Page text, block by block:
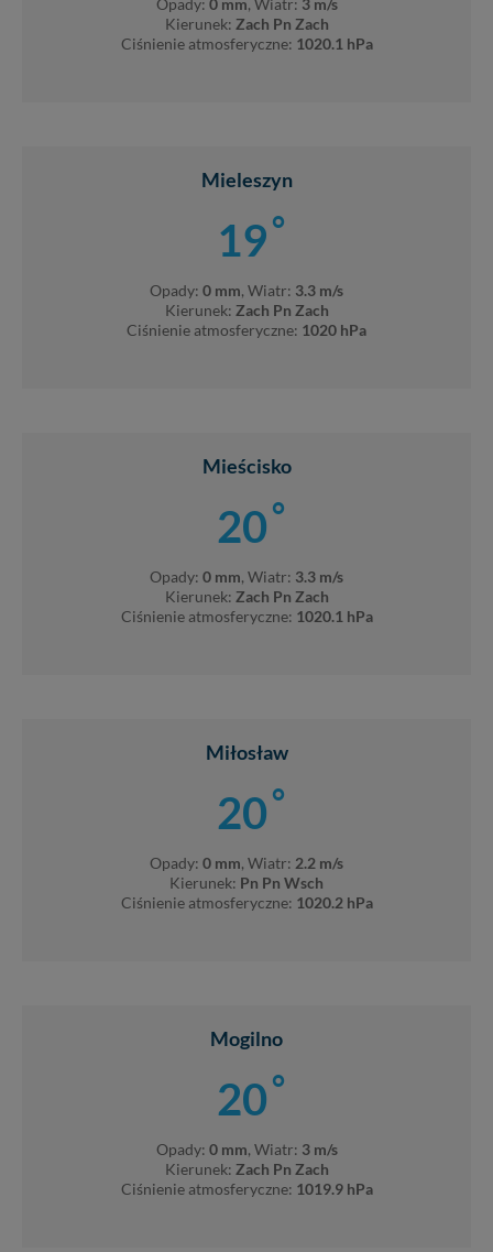
Opady: 0 mm, Wiatr: 3 m/s
Kierunek: Zach Pn Zach
Ciśnienie atmosferyczne: 1020.1 hPa
Mieleszyn
19°
Opady: 0 mm, Wiatr: 3.3 m/s
Kierunek: Zach Pn Zach
Ciśnienie atmosferyczne: 1020 hPa
Mieścisko
20°
Opady: 0 mm, Wiatr: 3.3 m/s
Kierunek: Zach Pn Zach
Ciśnienie atmosferyczne: 1020.1 hPa
Miłosław
20°
Opady: 0 mm, Wiatr: 2.2 m/s
Kierunek: Pn Pn Wsch
Ciśnienie atmosferyczne: 1020.2 hPa
Mogilno
20°
Opady: 0 mm, Wiatr: 3 m/s
Kierunek: Zach Pn Zach
Ciśnienie atmosferyczne: 1019.9 hPa